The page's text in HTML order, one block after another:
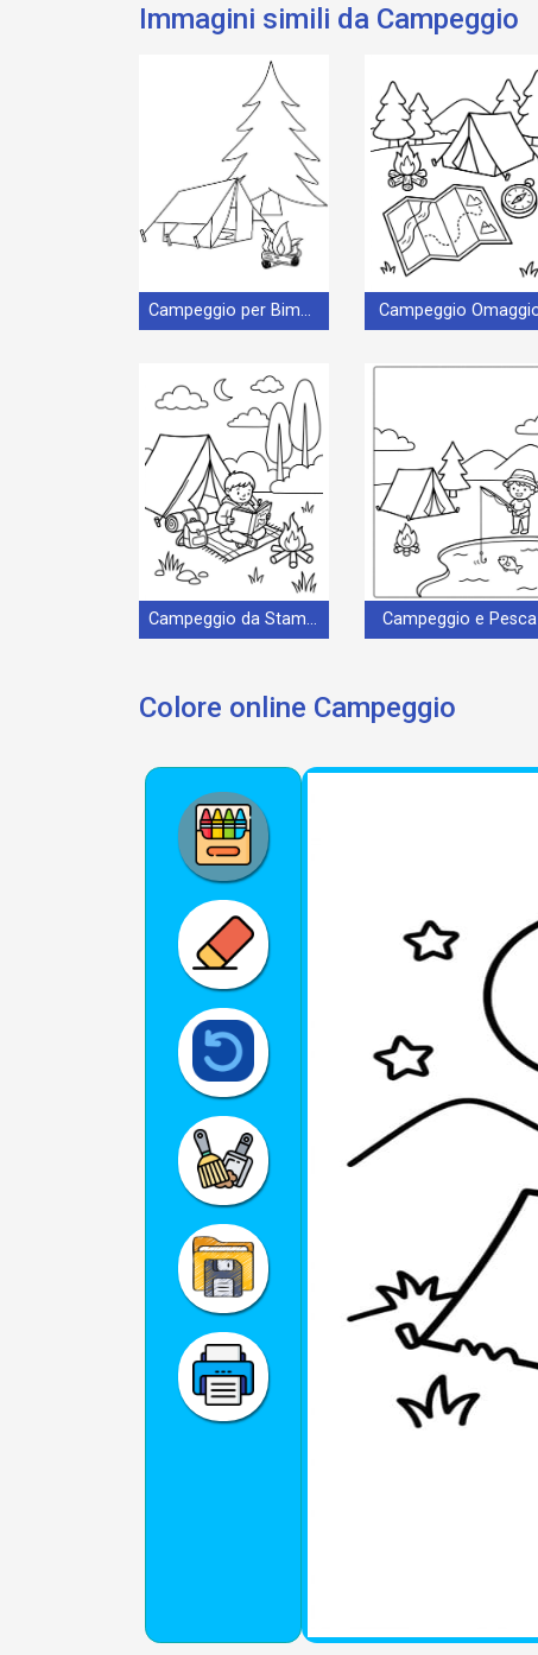
Immagini simili da Campeggio
Campeggio per Bimbi di 2 Anni Campeggio
Campeggio da Stampare Campeggio e Pesca
Colore online Campeggio